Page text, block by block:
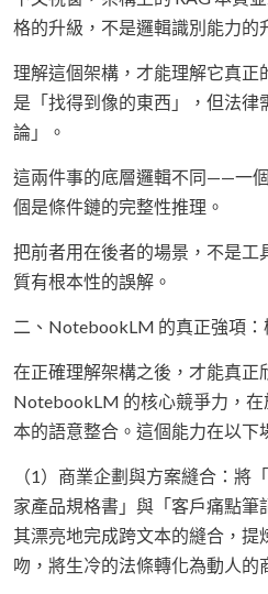
格的升級，不是邏輯識別能力的
理解這個架構，才能理解它真正
是「找得到像的東西」，但法律
論」。
這兩件事的底層邏輯不同——一
個是條件鏈的完整性推理。
把前者用在後者的場景，不是工
質有根本性的誤解。
二、NotebookLM 的真正強項
在正確理解架構之後，才能真正
NotebookLM 的核心競爭力，
本的語意整合。這個能力在以下
（1）商業企劃與方案縫合：將
家產品規格書」與「客戶痛點
其漂亮地完成跨文本的縫合，提
吻，將生冷的法條轉化為動人的